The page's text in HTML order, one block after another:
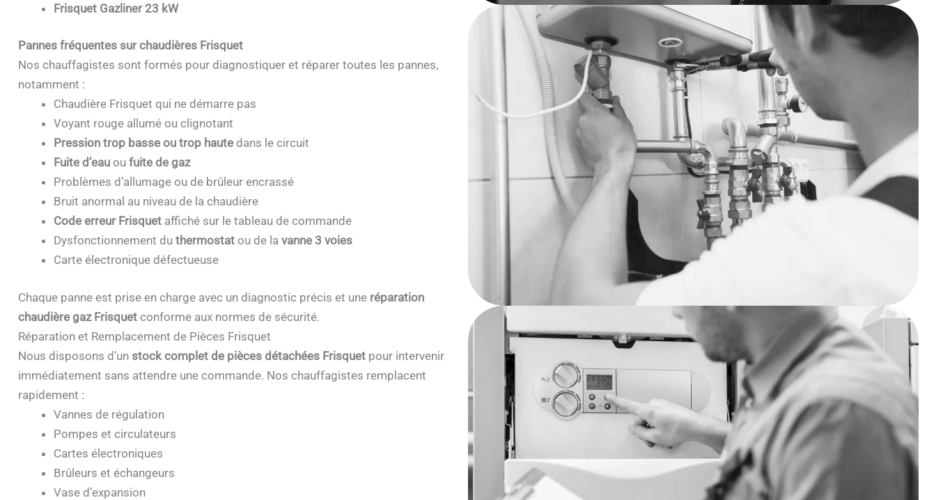
Frisquet Gazliner 23 kW
Pannes fréquentes sur chaudières Frisquet
Nos chauffagistes sont formés pour diagnostiquer et réparer toutes les pannes,
notamment :
Chaudière Frisquet qui ne démarre pas
Voyant rouge allumé ou clignotant
Pression trop basse ou trop hautedans le circuit
Fuite d’eauou fuite de gaz
Problèmes d’allumage ou de brûleur encrassé
Bruit anormal au niveau de la chaudière
Code erreur Frisquetaffiché sur le tableau de commande
Dysfonctionnement du thermostatou de la vanne 3 voies
Carte électronique défectueuse
Chaque panne est prise en charge avec un diagnostic précis et une réparation
chaudière gaz Frisquetconforme aux normes de sécurité.
Réparation et Remplacement de Pièces Frisquet
Nous disposons d’un stock complet de pièces détachées Frisquetpour intervenir
immédiatement sans attendre une commande. Nos chauffagistes remplacent
rapidement :
Vannes de régulation
Pompes et circulateurs
Cartes électroniques
Brûleurs et échangeurs
Vase d’expansion